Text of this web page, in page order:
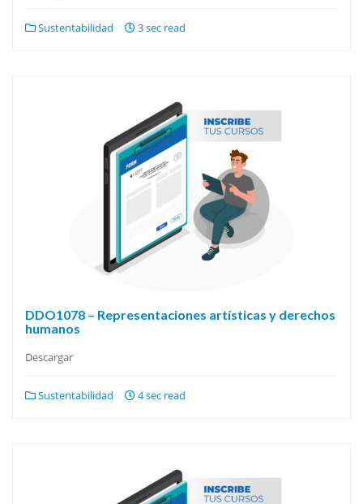
Sustentabilidad 3 sec read
DDO1078 – Representaciones artísticas y derechos
humanos
Descargar
Sustentabilidad 4 sec read